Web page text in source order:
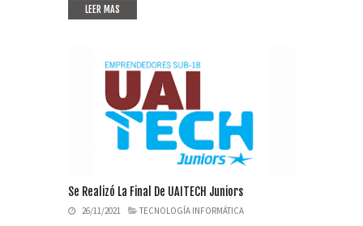
LEER MAS
Se Realizó La Final De UAITECH Juniors
26/11/2021 TECNOLOGÍA INFORMÁTICA